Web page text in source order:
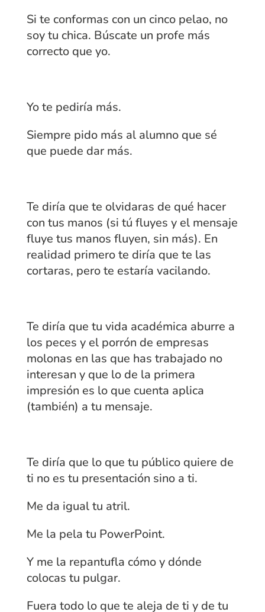
Si te conformas con un cinco pelao, no
soy tu chica. Búscate un profe más
correcto que yo.
Yo te pediría más.
Siempre pido más al alumno que sé
que puede dar más.
Te diría que te olvidaras de qué hacer
con tus manos (si tú fluyes y el mensaje
fluye tus manos fluyen, sin más). En
realidad primero te diría que te las
cortaras, pero te estaría vacilando.
Te diría que tu vida académica aburre a
los peces y el porrón de empresas
molonas en las que has trabajado no
interesan y que lo de la primera
impresión es lo que cuenta aplica
(también) a tu mensaje.
Te diría que lo que tu público quiere de
ti no es tu presentación sino a ti.
Me da igual tu atril.
Me la pela tu PowerPoint.
Y me la repantufla cómo y dónde
colocas tu pulgar.
Fuera todo lo que te aleja de ti y de tu